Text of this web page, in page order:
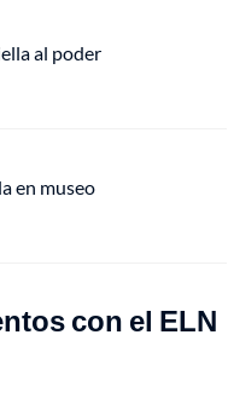
al poder
en museo
con el ELN